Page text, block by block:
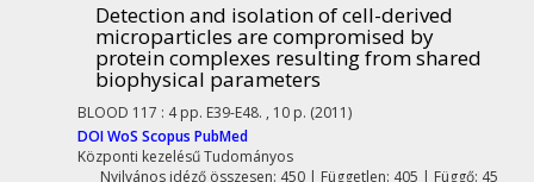
Detection and isolation of cell-derived
microparticles are compromised by
protein complexes resulting from shared
biophysical parameters
BLOOD 117 : 4 pp. E39-E48. , 10 p. (2011)
DOIWoS Scopus PubMed
Központi kezelésűTudományos
Nyilvános idéző összesen: 450| Független: 405 | Függő: 45